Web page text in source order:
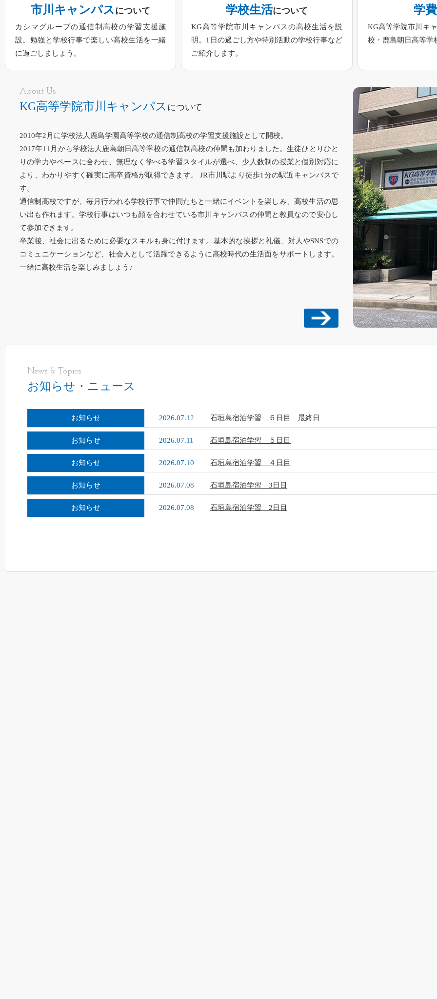
市川キャンパス について
カシマグループの通信制高校の学習支援施
設。勉強と学校行事で楽しい高校生活を一緒
に過ごしましょう。
学校生活について
KG高等学院市川キャンパスの高校生活を説
明。1日の過ごし方や特別活動の学校行事など
ご紹介します。
学費
KG高等学院市川キ
校・鹿島朝日高等学
About Us
KG高等学院市川キャンパス について
2010年2月に学校法人鹿島学園高等学校の通信制高校の学習支援施設として開校。
2017年11月から学校法人鹿島朝日高等学校の通信制高校の仲間も加わりました。生徒ひとりひと
りの学力やペースに合わせ、無理なく学べる学習スタイルが選べ、少人数制の授業と個別対応に
より、わかりやすく確実に高卒資格が取得できます。 JR市川駅より徒歩1分の駅近キャンパスで
す。
通信制高校ですが、毎月行われる学校行事で仲間たちと一緒にイベントを楽しみ、高校生活の思
い出も作れます。学校行事はいつも顔を合わせている市川キャンパスの仲間と教員なので安心し
て参加できます。
卒業後、社会に出るために必要なスキルも身に付けます。基本的な挨拶と礼儀、対人やSNSでの
コミュニケーションなど、社会人として活躍できるように高校時代の生活面をサポートします。
一緒に高校生活を楽しみましょう♪
News & Topics
お知らせ・ニュース
お知らせ 2026.07.12 石垣島宿泊学習 ６日目 最終日
お知らせ 2026.07.11 石垣島宿泊学習 ５日目
お知らせ 2026.07.10 石垣島宿泊学習 ４日目
お知らせ 2026.07.08 石垣島宿泊学習 3日目
お知らせ 2026.07.08 石垣島宿泊学習 2日目